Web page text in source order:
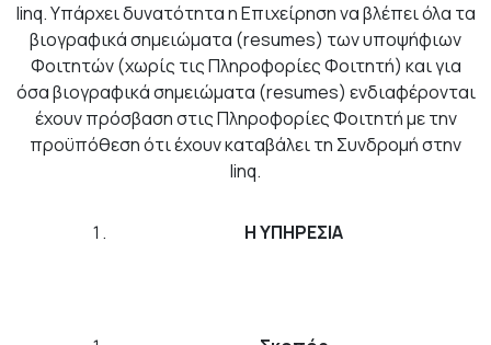
linq. Yπάρχει δυνατότητα η Επιχείρηση να βλέπει όλα τα
βιογραφικά σημειώματα (resumes) των υποψήφιων
Φοιτητών (χωρίς τις Πληροφορίες Φοιτητή) και για
όσα βιογραφικά σημειώματα (resumes) ενδιαφέρονται
έχουν πρόσβαση στις Πληροφορίες Φοιτητή με την
προϋπόθεση ότι έχουν καταβάλει τη Συνδρομή στην
linq.
Η ΥΠΗΡΕΣΙΑ